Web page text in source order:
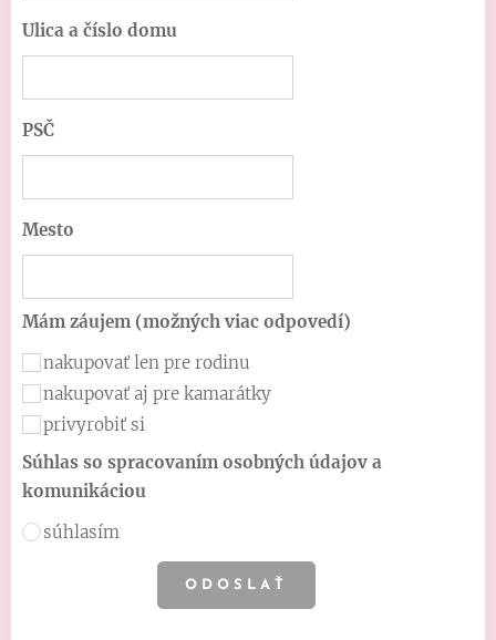
Ulica a číslo domu
PSČ
Mesto
Mám záujem (možných viac odpovedí)
nakupovať len pre rodinu
nakupovať aj pre kamarátky
privyrobiť si
Súhlas so spracovaním osobných údajov a
komunikáciou
súhlasím
ODOSLAŤ